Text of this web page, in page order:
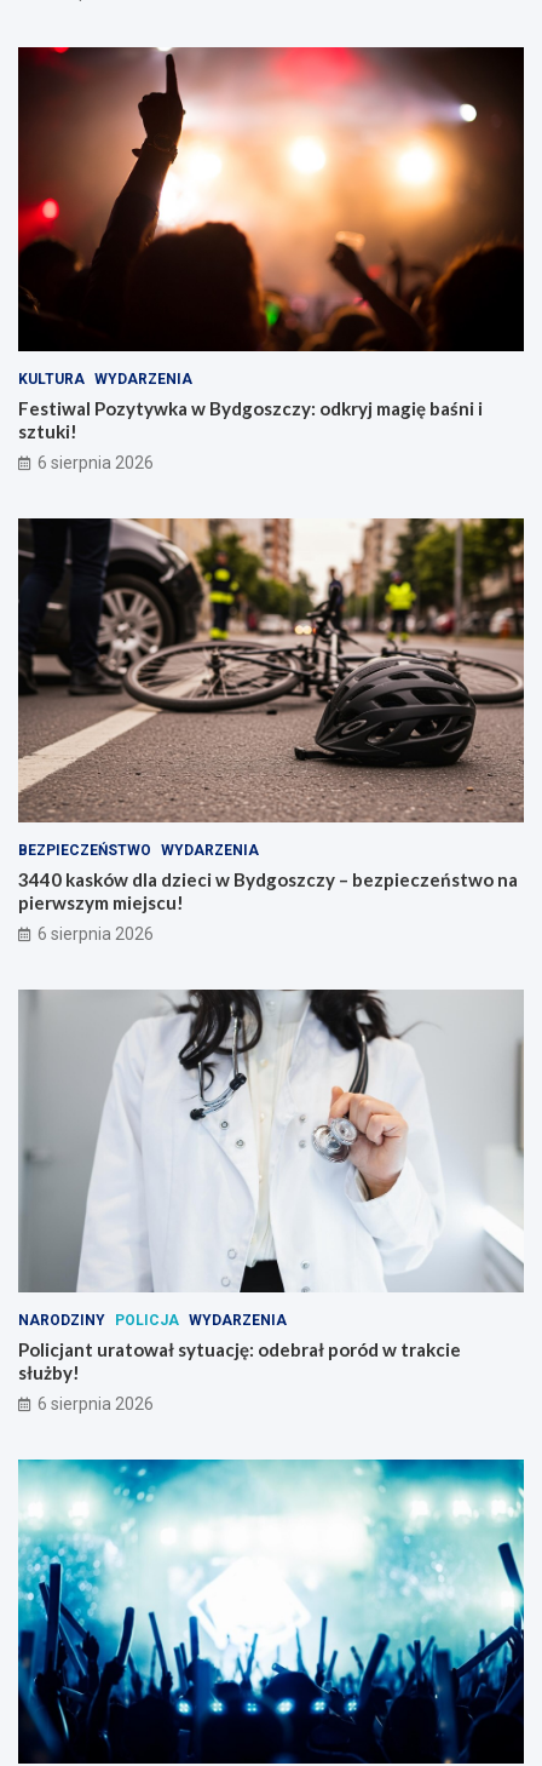
KULTURA WYDARZENIA
Festiwal Pozytywka w Bydgoszczy: odkryj magię baśni i
sztuki!
6 sierpnia 2026
BEZPIECZEŃSTWO WYDARZENIA
3440 kasków dla dzieci w Bydgoszczy – bezpieczeństwo na
pierwszym miejscu!
6 sierpnia 2026
NARODZINY POLICJA WYDARZENIA
Policjant uratował sytuację: odebrał poród w trakcie
służby!
6 sierpnia 2026